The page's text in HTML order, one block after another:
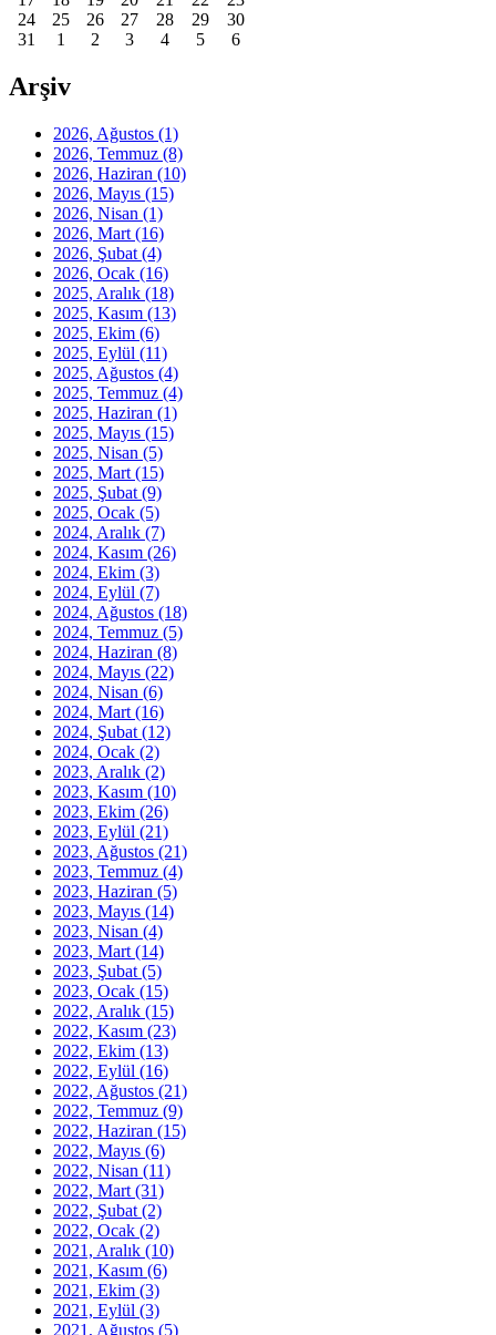
24
25 26 27 28 29
30
31
1 2 3 4 5 6
Arşiv
2026, Ağustos (1)
2026, Temmuz (8)
2026, Haziran (10)
2026, Mayıs (15)
2026, Nisan (1)
2026, Mart (16)
2026, Şubat (4)
2026, Ocak (16)
2025, Aralık (18)
2025, Kasım (13)
2025, Ekim (6)
2025, Eylül (11)
2025, Ağustos (4)
2025, Temmuz (4)
2025, Haziran (1)
2025, Mayıs (15)
2025, Nisan (5)
2025, Mart (15)
2025, Şubat (9)
2025, Ocak (5)
2024, Aralık (7)
2024, Kasım (26)
2024, Ekim (3)
2024, Eylül (7)
2024, Ağustos (18)
2024, Temmuz (5)
2024, Haziran (8)
2024, Mayıs (22)
2024, Nisan (6)
2024, Mart (16)
2024, Şubat (12)
2024, Ocak (2)
2023, Aralık (2)
2023, Kasım (10)
2023, Ekim (26)
2023, Eylül (21)
2023, Ağustos (21)
2023, Temmuz (4)
2023, Haziran (5)
2023, Mayıs (14)
2023, Nisan (4)
2023, Mart (14)
2023, Şubat (5)
2023, Ocak (15)
2022, Aralık (15)
2022, Kasım (23)
2022, Ekim (13)
2022, Eylül (16)
2022, Ağustos (21)
2022, Temmuz (9)
2022, Haziran (15)
2022, Mayıs (6)
2022, Nisan (11)
2022, Mart (31)
2022, Şubat (2)
2022, Ocak (2)
2021, Aralık (10)
2021, Kasım (6)
2021, Ekim (3)
2021, Eylül (3)
2021, Ağustos (5)